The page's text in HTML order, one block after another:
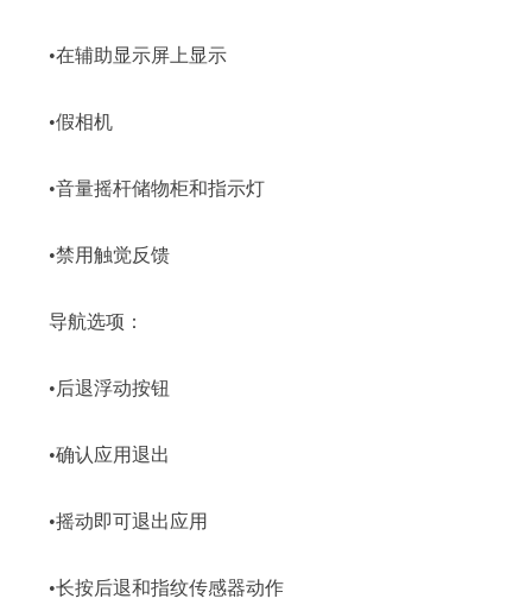
•在辅助显示屏上显示
•假相机
•音量摇杆储物柜和指示灯
•禁用触觉反馈
导航选项：
•后退浮动按钮
•确认应用退出
•摇动即可退出应用
•长按后退和指纹传感器动作